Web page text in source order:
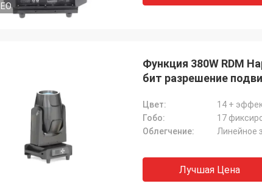
Функция 380W RDM
бит разрешение
Цвет:
14 +
Гобо:
17
Облегчение:
Линейное
Лучшая Цена